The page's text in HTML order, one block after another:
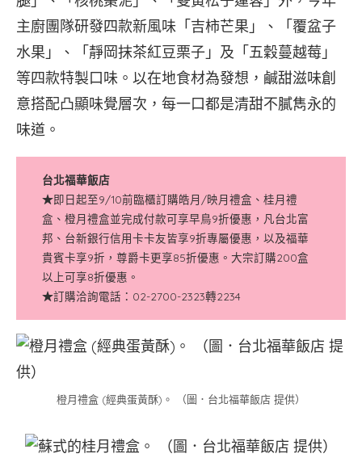
主廚團隊研發四款新風味「吉柿芒果」、「覆盆子
水果」、「靜岡抹茶紅豆栗子」及「五穀蔓越莓」
等四款特製口味。以在地食材為發想，鹹甜滋味創
意搭配凸顯味覺層次，每一口都是清甜不膩雋永的
味道。
台北福華飯店
★即日起至9/10前臨櫃訂購皓月/映月禮盒、桂月禮
盒、橙月禮盒並完成付款可享早鳥9折優惠，凡台北富
邦、台新銀行信用卡卡友皆享9折專屬優惠，以及福華
貴賓卡享9折，尊爵卡更享85折優惠。大宗訂購200盒
以上可享8折優惠。
★訂購洽詢電話：02-2700-2323轉2234
橙月禮盒 (經典蛋黃酥)。 （圖．台北福華飯店 提供）